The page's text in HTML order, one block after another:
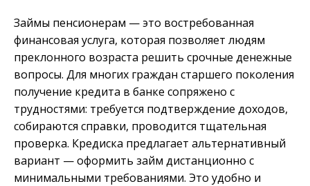
Займы пенсионерам — это востребованная
финансовая услуга, которая позволяет людям
преклонного возраста решить срочные денежные
вопросы. Для многих граждан старшего поколения
получение кредита в банке сопряжено с
трудностями: требуется подтверждение доходов,
собираются справки, проводится тщательная
проверка. Кредиска предлагает альтернативный
вариант — оформить займ дистанционно с
минимальными требованиями. Это удобно и